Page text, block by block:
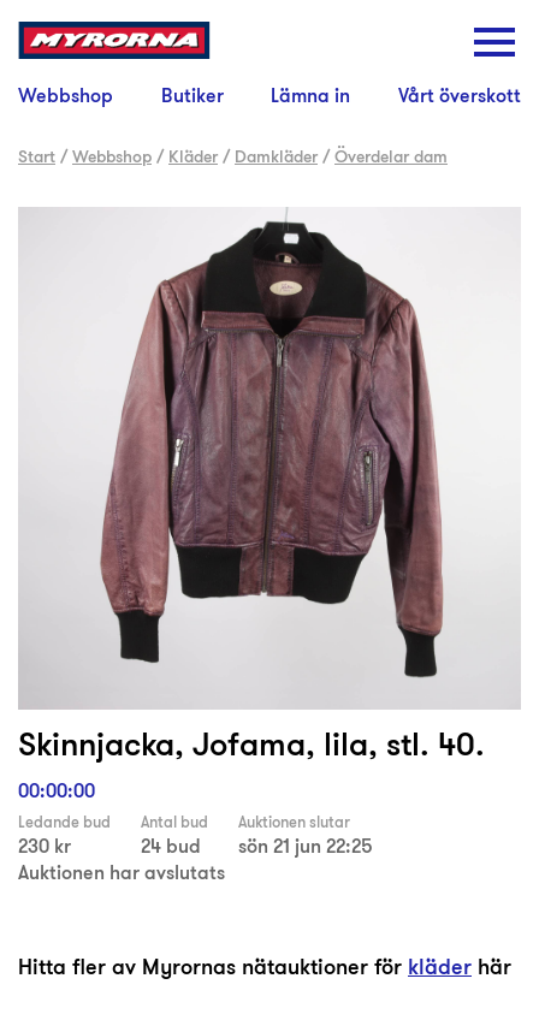
Webbshop Butiker Lämna in Vårt överskott
Start /Webbshop / Kläder / Damkläder /Överdelar dam
Skinnjacka, Jofama, lila, stl. 40.
00:00:00
Ledande bud
230 kr
Antal bud
24 bud
Auktionen slutar
sön 21 jun 22:25
Auktionen har avslutats
Hitta fler av Myrornas nätauktioner för kläder här